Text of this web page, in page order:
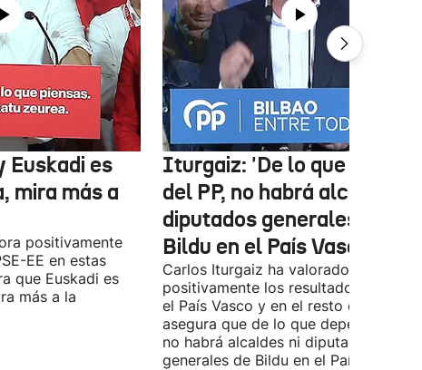
Euskadi es
mira más a
positivamente
EE en estas
que Euskadi es
más a la
Iturgaiz: 'De lo que
del PP, no habrá alcaldes ni
diputados generales de
Bildu en el País Vasco'
Carlos Iturgaiz ha valorado
positivamente los resultados del PP
el País Vasco y en el resto de
asegura que de lo que dependa del
no habrá alcaldes ni diputados
generales de Bildu en el País Vasco.